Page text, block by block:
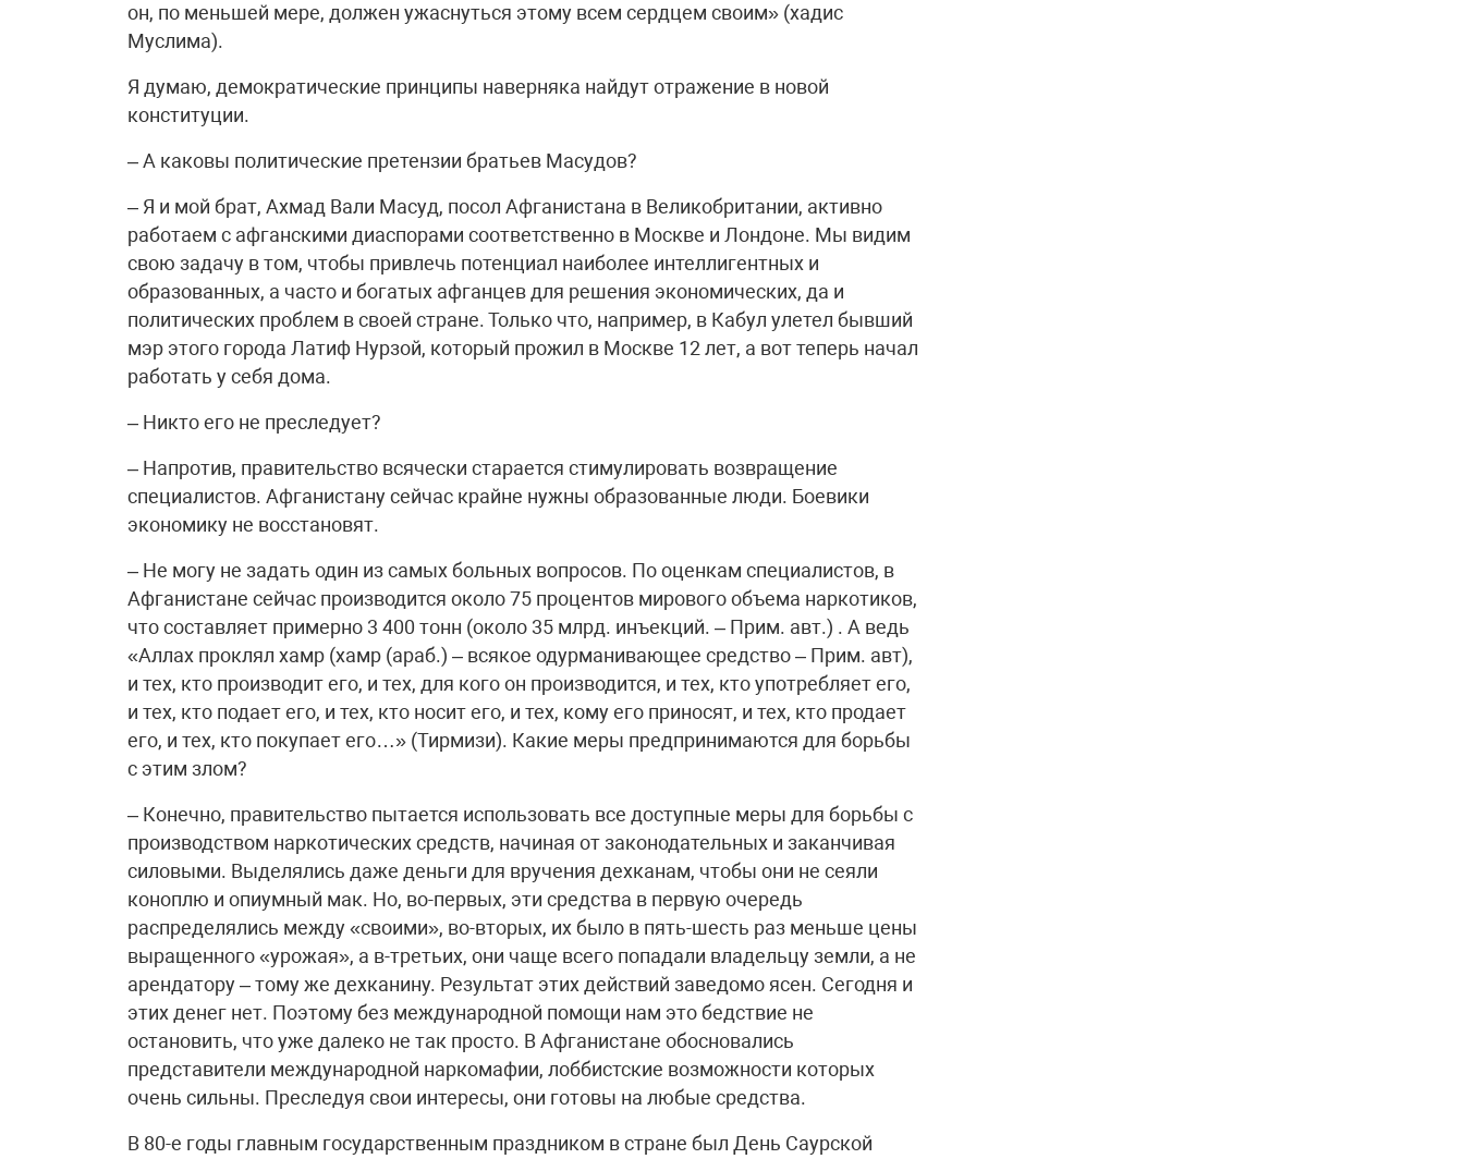
он, по меньшей мере, должен ужаснуться этому всем сердцем своим» (хадис
Муслима).
Я думаю, демократические принципы наверняка найдут отражение в новой
конституции.
– А каковы политические претензии братьев Масудов?
– Я и мой брат, Ахмад Вали Масуд, посол Афганистана в Великобритании, активно
работаем с афганскими диаспорами соответственно в Москве и Лондоне. Мы видим
свою задачу в том, чтобы привлечь потенциал наиболее интеллигентных и
образованных, а часто и богатых афганцев для решения экономических, да и
политических проблем в своей стране. Только что, например, в Кабул улетел бывший
мэр этого города Латиф Нурзой, который прожил в Москве 12 лет, а вот теперь начал
работать у себя дома.
– Никто его не преследует?
– Напротив, правительство всячески старается стимулировать возвращение
специалистов. Афганистану сейчас крайне нужны образованные люди. Боевики
экономику не восстановят.
– Не могу не задать один из самых больных вопросов. По оценкам специалистов, в
Афганистане сейчас производится около 75 процентов мирового объема наркотиков,
что составляет примерно 3 400 тонн (около 35 млрд. инъекций. – Прим. авт.) . А ведь
«Аллах проклял хамр (хамр (араб.) – всякое одурманивающее средство – Прим. авт),
и тех, кто производит его, и тех, для кого он производится, и тех, кто употребляет его,
и тех, кто подает его, и тех, кто носит его, и тех, кому его приносят, и тех, кто продает
его, и тех, кто покупает его…» (Тирмизи). Какие меры предпринимаются для борьбы
с этим злом?
– Конечно, правительство пытается использовать все доступные меры для борьбы с
производством наркотических средств, начиная от законодательных и заканчивая
силовыми. Выделялись даже деньги для вручения дехканам, чтобы они не сеяли
коноплю и опиумный мак. Но, во-первых, эти средства в первую очередь
распределялись между «своими», во-вторых, их было в пять-шесть раз меньше цены
выращенного «урожая», а в-третьих, они чаще всего попадали владельцу земли, а не
арендатору – тому же дехканину. Результат этих действий заведомо ясен. Сегодня и
этих денег нет. Поэтому без международной помощи нам это бедствие не
остановить, что уже далеко не так просто. В Афганистане обосновались
представители международной наркомафии, лоббистские возможности которых
очень сильны. Преследуя свои интересы, они готовы на любые средства.
В 80-е годы главным государственным праздником в стране был День Саурской